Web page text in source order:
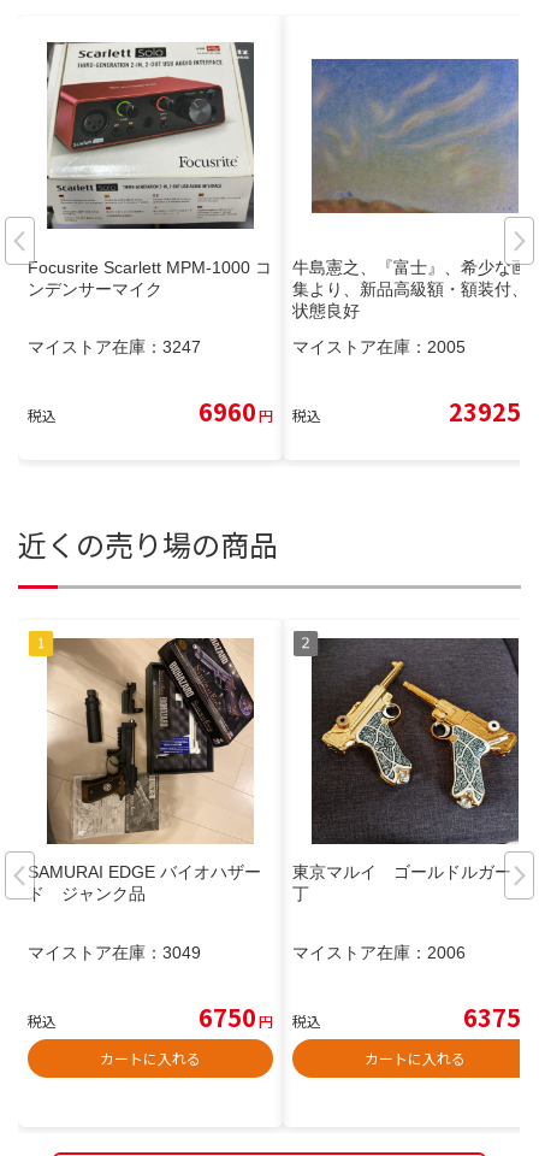
Focusrite Scarlett MPM-1000 コ
ンデンサーマイク
マイストア在庫： 3247
税込 6960円
牛島憲之、『富士』、希少な画
集より、新品高級額・額装付、
状態良好
マイストア在庫： 2005
税込 23925
近くの売り場の商品
SAMURAI EDGE バイオハザー
ド ジャンク品
マイストア在庫： 3049
税込 6750円
カートに入れる
東京マルイ ゴールドルガー 2
丁
マイストア在庫： 2006
税込 6375
カートに入れる